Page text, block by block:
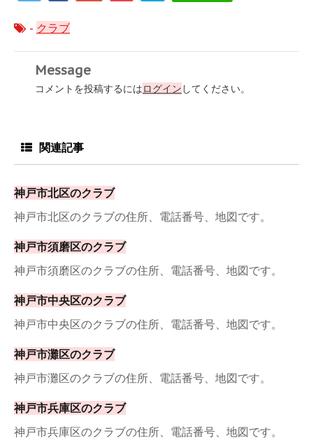
- クラブ
Message
コメントを投稿するにはログイン してください。
関連記事
神戸市北区のクラブ
神戸市北区のクラブの住所、電話番号、地図です。
神戸市須磨区のクラブ
神戸市須磨区のクラブの住所、電話番号、地図です。
神戸市中央区のクラブ
神戸市中央区のクラブの住所、電話番号、地図です。
神戸市灘区のクラブ
神戸市灘区のクラブの住所、電話番号、地図です。
神戸市兵庫区のクラブ
神戸市兵庫区のクラブの住所、電話番号、地図です。